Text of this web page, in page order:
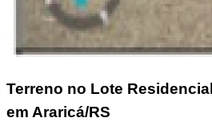
Terreno no Lote
em Araricá/RS